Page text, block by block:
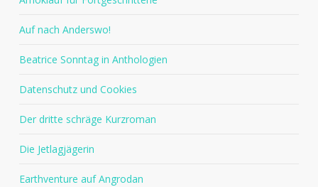
Auf nach Anderswo!
Beatrice Sonntag in Anthologien
Datenschutz und Cookies
Der dritte schräge Kurzroman
Die Jetlagjägerin
Earthventure auf Angrodan